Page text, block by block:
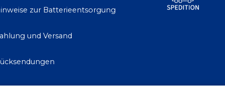
zur Batterieentsorgung
und Versand